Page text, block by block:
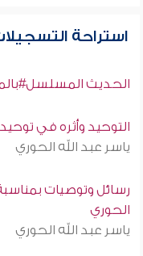
استراحة
الحديث
التوحيد وأثره في
ياسر عبد الله الحوري
رسائل وتوصيات
الحوري
ياسر عبد الله الحوري